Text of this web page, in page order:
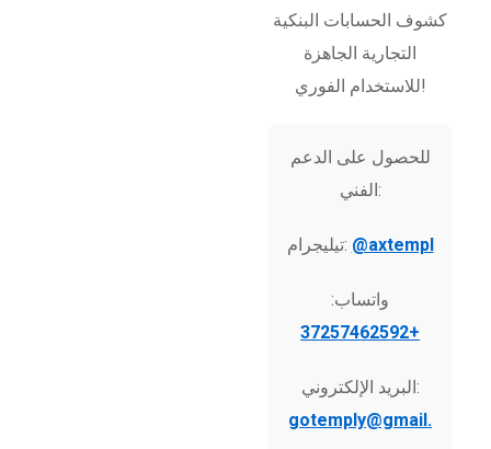
كشوف الحسابات البنكية
التجارية الجاهزة
للاستخدام الفوري!
للحصول على الدعم
الفني:
تيليجرام: @axtempl
واتساب:
+37257462592
البريد الإلكتروني:
gotemply@gmail.